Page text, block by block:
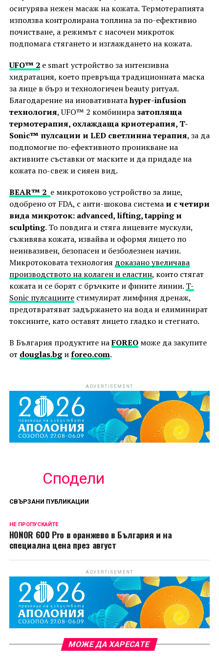
осигурява нежен масаж на кожата. Термотерапията
използва контролирана топлина за по-ефективно
почистване, а режимът с насочен микроток
подпомага стягането и изглаждането на кожата.
UFO™ 2e smart устройство за интензивна
хидратация, което превръща традиционната маска
за лице в бърз и технологичен beauty ритуал.
Благодарение на иновативнатаhyper-infusion
технология, UFO™ 2 комбиниразатопляща
термотерапия, охлаждаща криотерапия, T-
Sonic™ пулсации и LED светлинна терапия, за да
подпомогне по-ефективното проникване на
активните съставки от маските и да придаде на
кожата по-свеж и сияен вид.
BEAR™ 2 е микротоково устройство за лице,
одобрено от FDA, с анти-шокова системаи с четири
вида микроток: advanced, lifting, tapping и
sculpting. То повдига и стяга лицевите мускули,
съживява кожата, извайва и оформя лицето по
неинвазивен, безопасен и безболезнен начин.
Микротоковата технология доказано увеличава
производството на колаген и еластин, които стягат
кожата и се борят с бръчките и фините линии. T-
Sonic пулсациитестимулират лимфния дренаж,
предотвратяват задържането на вода и елиминират
токсините, като оставят лицето гладко и стегнато.
В България продуктите наFOREO може да закупите
от douglas.bgиforeo.com.
ADVERTISEMENT
Сподели
СВЪРЗАНИ ПУБЛИКАЦИИ
НЕ ПРОПУСКАЙТЕ
HONOR 600 Pro в оранжево в България и на
специална цена през август
ADVERTISEMENT
МОЖЕ ДА ХАРЕСАТЕ